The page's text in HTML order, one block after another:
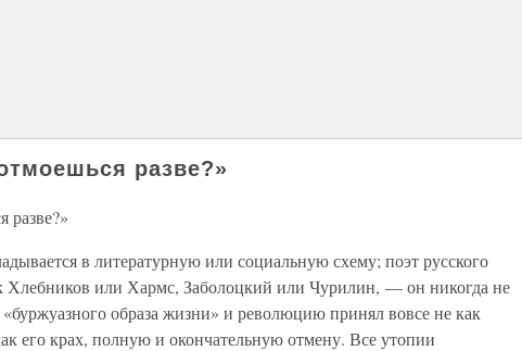
разве?»
разве?»
в литературную или социальную схему; поэт русского
Хлебников или Хармс, Заболоцкий или Чурилин, — он никогда не
образа жизни» и революцию принял вовсе не как
его крах, полную и окончательную отмену. Все утопии